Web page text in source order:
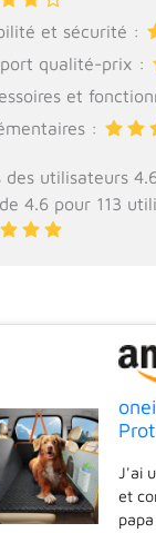
et sécurité :
qualité-prix :
et
:
des utilisateurs
4.6 pour 113
J'ai
et